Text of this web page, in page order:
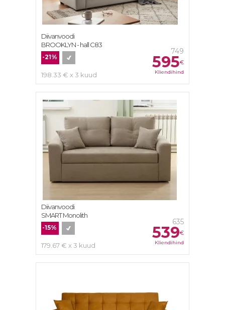
749
595€
Kliendihind
-21%
198.33 € x 3 kuud
Diivanvoodi
BROOKLYN - hall C83
635
539€
Kliendihind
-15%
179.67 € x 3 kuud
Diivanvoodi
SMART Monolith